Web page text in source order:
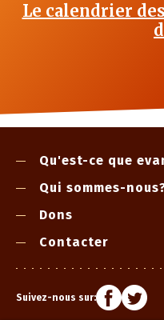
Le calendrier
Qu'est-ce que
Qui sommes-
Dons
Contacter
Suivez-nous sur: